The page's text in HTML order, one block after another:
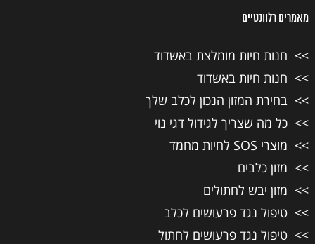
מאמרים רלוונטיים
חנות חיות מומלצת באשדוד
חנות חיות באשדוד
בחירת המזון הנכון לכלב שלך
כל מה שצריך לגידול דגי נוי
מוצרי SOS לחיות מחמד
מזון כלבים
מזון יבש לחתולים
טיפול נגד פרעושים לכלב
טיפול נגד פרעושים לחתול